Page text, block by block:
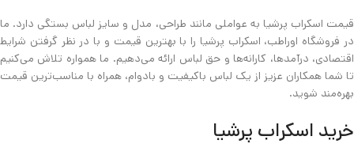
قیمت اسکراب پرشیا به عواملی مانند طراحی، مدل و سایز لباس بستگی دارد. ما
در فروشگاه اوراطب، اسکراب پرشیا را با بهترین قیمت و با در نظر گرفتن شرایط
اقتصادی، درآمدها، کارانه‌ها و حق لباس ارائه می‌دهیم. ما همواره تلاش می‌کنیم
تا شما همکاران عزیز از یک لباس باکیفیت و بادوام، همراه با مناسب‌ترین قیمت
بهره‌مند شوید.
خرید اسکراب پرشیا